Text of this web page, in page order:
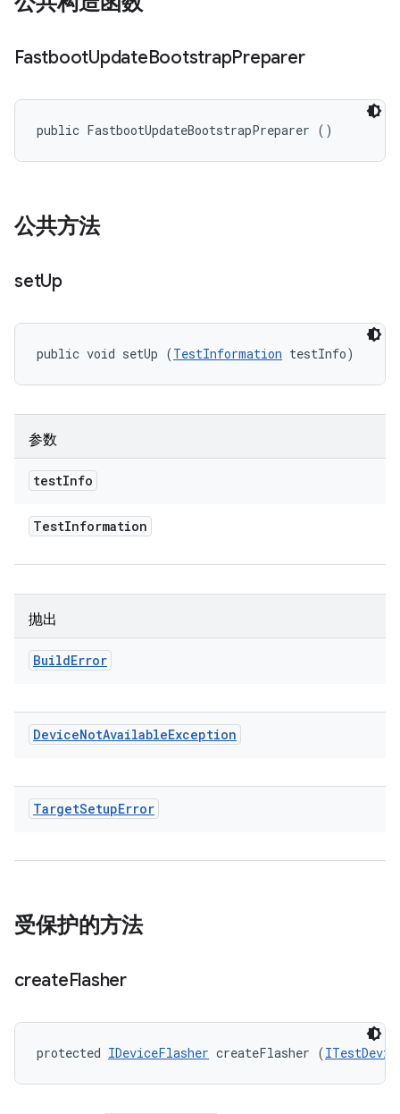
FastbootUpdateBootstrapPreparer
public FastbootUpdateBootstrapPreparer ()
公共方法
setUp
public void setUp (TestInformation testInfo)
参数
testInfo
TestInformation
抛出
BuildError
DeviceNotAvailableException
TargetSetupError
受保护的方法
createFlasher
protected IDeviceFlasher createFlasher (